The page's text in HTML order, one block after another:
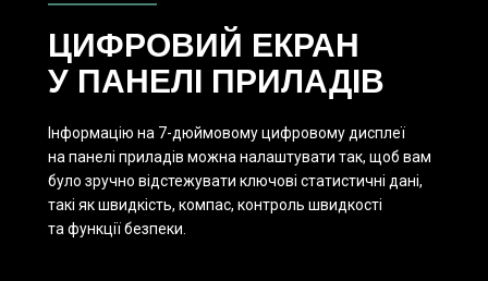
ЦИФРОВИЙ ЕКРАН
У ПАНЕЛІ ПРИЛАДІВ
Інформацію на 7-дюймовому цифровому дисплеї
на панелі приладів можна налаштувати так, щоб вам
було зручно відстежувати ключові статистичні дані,
такі як швидкість, компас, контроль швидкості
та функції безпеки.